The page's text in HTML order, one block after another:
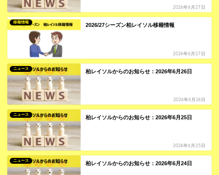
2026年6月27日
移籍情報 2026/27シーズン柏レイソル移籍情報
2026年6月27日
ニュース 柏レイソルからのお知らせ：2026年6月26日
2026年6月26日
ニュース 柏レイソルからのお知らせ：2026年6月25日
2026年6月25日
ニュース 柏レイソルからのお知らせ：2026年6月24日